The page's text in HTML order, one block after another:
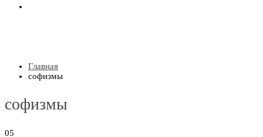
Главная
софизмы
софизмы
05